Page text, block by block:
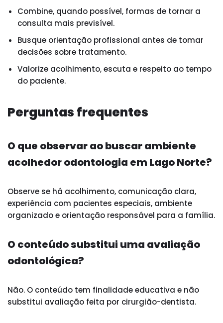
Combine, quando possível, formas de tornar a
consulta mais previsível.
Busque orientação profissional antes de tomar
decisões sobre tratamento.
Valorize acolhimento, escuta e respeito ao tempo
do paciente.
Perguntas frequentes
O que observar ao buscar ambiente
acolhedor odontologia em Lago Norte?
Observe se há acolhimento, comunicação clara,
experiência com pacientes especiais, ambiente
organizado e orientação responsável para a família.
O conteúdo substitui uma avaliação
odontológica?
Não. O conteúdo tem finalidade educativa e não
substitui avaliação feita por cirurgião-dentista.